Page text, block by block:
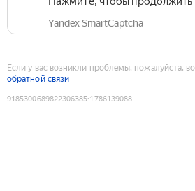
Yandex SmartCaptcha
Если у вас возникли проблемы, пожалуйста,
обратной связи
9185300689822306385:1786139088